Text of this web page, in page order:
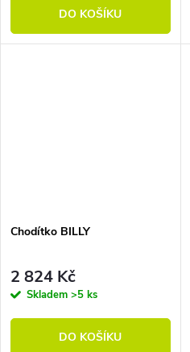
DO KOŠÍKU
Chodítko BILLY
2 824 Kč
Skladem >5 ks
DO KOŠÍKU